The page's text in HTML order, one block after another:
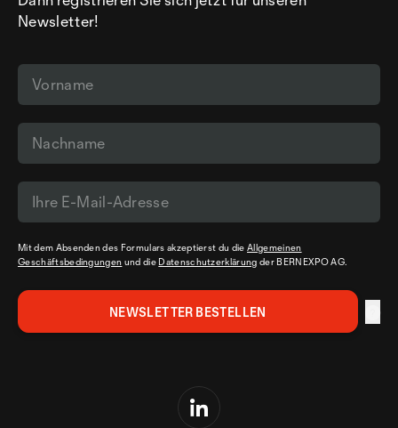
Newsletter!
Mit dem Absenden des Formulars akzeptierst du dieAllgemeinen
Geschäftsbedingungen und die Datenschutzerklärung der BERNEXPO AG.